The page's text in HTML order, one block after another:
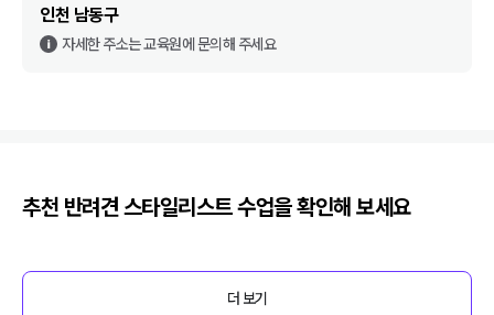
인천 남동구
자세한 주소는 교육원에 문의해 주세요
추천 반려견 스타일리스트수업을 확인해 보세요
더 보기